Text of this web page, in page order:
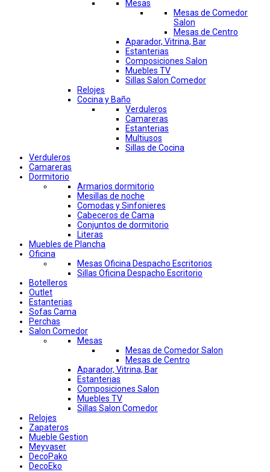
Mesas
Mesas de Comedor
Salon
Mesas de Centro
Aparador, Vitrina, Bar
Estanterias
Composiciones Salon
Muebles TV
Sillas Salon Comedor
Relojes
Cocina y Baño
Verduleros
Camareras
Estanterias
Multiusos
Sillas de Cocina
Verduleros
Camareras
Dormitorio
Armarios dormitorio
Mesillas de noche
Comodas y Sinfonieres
Cabeceros de Cama
Conjuntos de dormitorio
Literas
Muebles de Plancha
Oficina
Mesas Oficina Despacho Escritorios
Sillas Oficina Despacho Escritorio
Botelleros
Outlet
Estanterias
Sofas Cama
Perchas
Salon Comedor
Mesas
Mesas de Comedor Salon
Mesas de Centro
Aparador, Vitrina, Bar
Estanterias
Composiciones Salon
Muebles TV
Sillas Salon Comedor
Relojes
Zapateros
Mueble Gestion
Meyvaser
DecoPako
DecoEko